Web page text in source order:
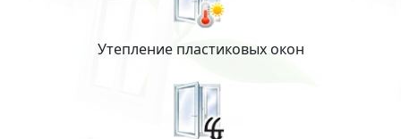
Утепление пластиковых окон